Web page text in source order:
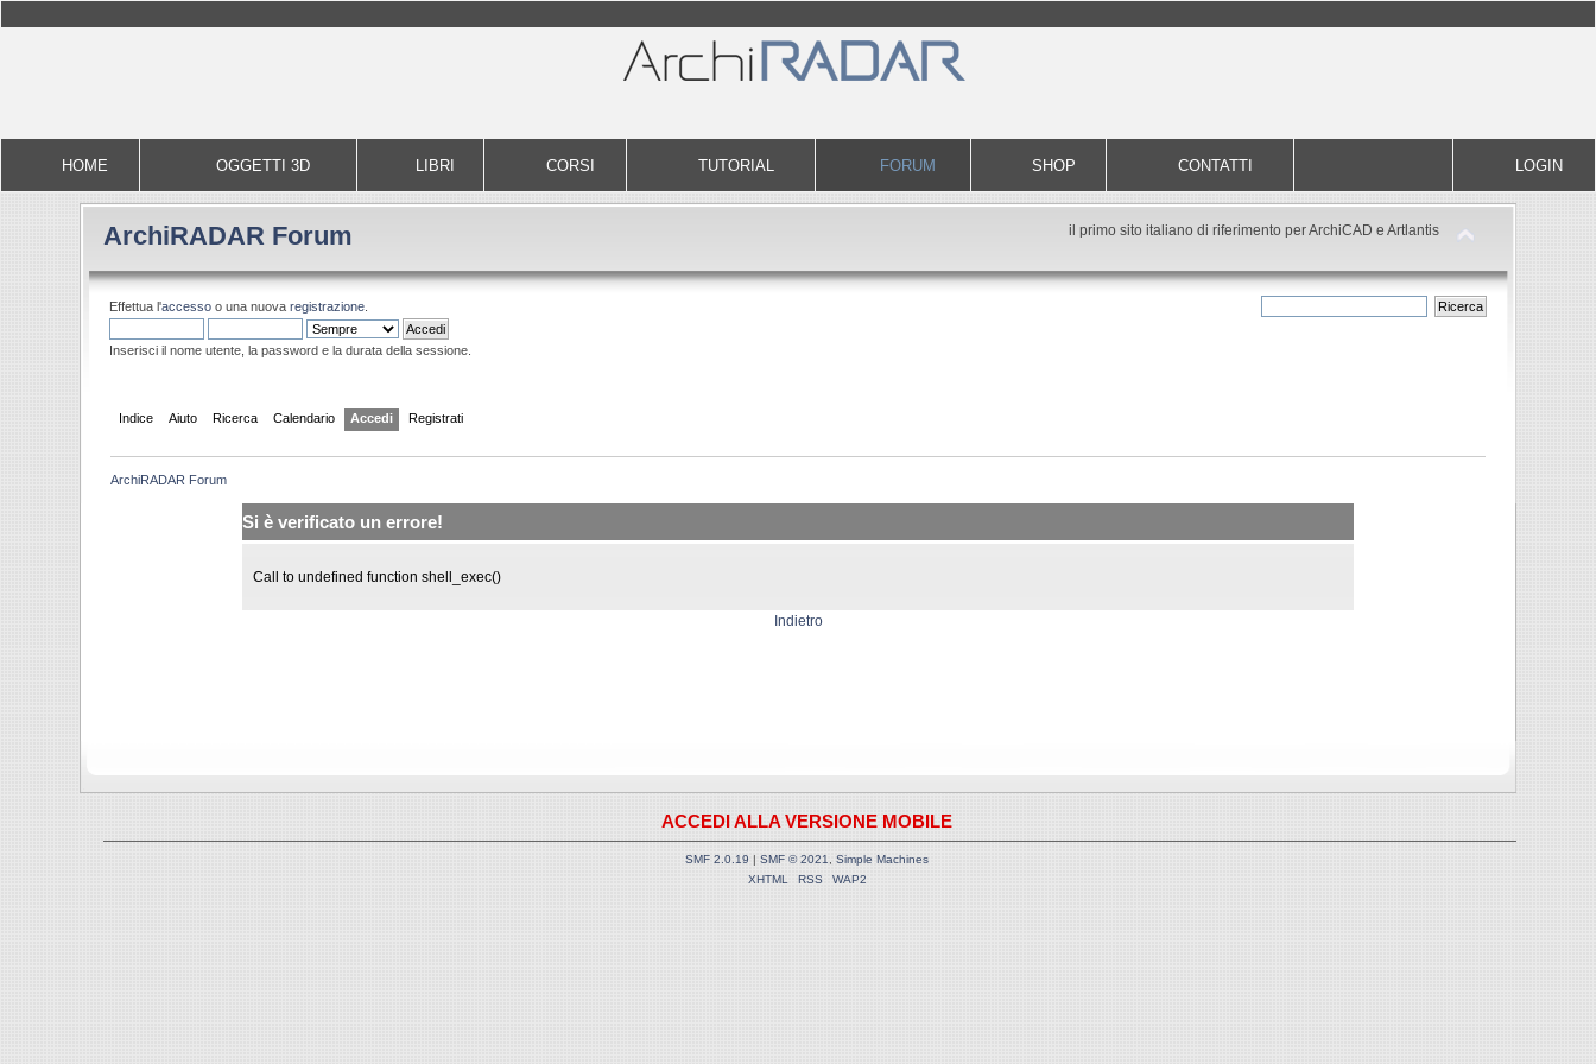
HOME OGGETTI 3D LIBRI CORSI TUTORIAL FORUM SHOP CONTATTI LOGIN
ArchiRADAR Forum il primo sito italiano di riferimento per ArchiCAD e Artlantis
Effettua l'accesso o una nuovaregistrazione.
Inserisci il nome utente, la password e la durata della sessione.
Indice Aiuto Ricerca Calendario Accedi Registrati
ArchiRADAR Forum
Si è verificato un errore!
Call to undefined function shell_exec()
Indietro
ACCEDI ALLA VERSIONE MOBILE
SMF 2.0.19 | SMF © 2021
Simple Machines
XHTML
RSS WAP2